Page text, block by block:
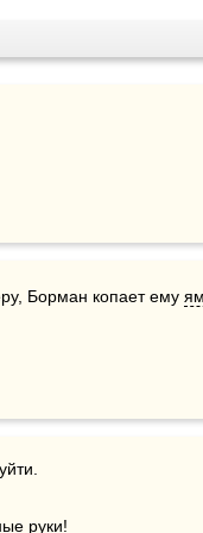
Борман копает ему
руки!